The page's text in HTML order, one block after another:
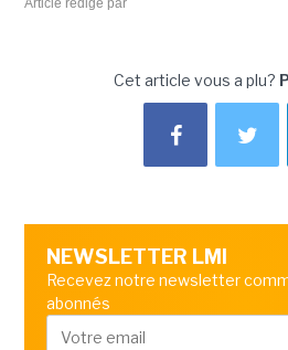
Article rédigé par
Cet article vous a plu?
NEWSLETTER LMI
Recevez notre newsletter
abonnés